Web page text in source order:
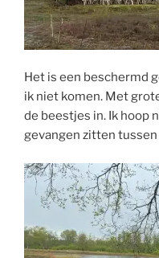
Het is een beschermd
ik niet komen. Met
de beestjes in. Ik hoop
gevangen zitten tussen